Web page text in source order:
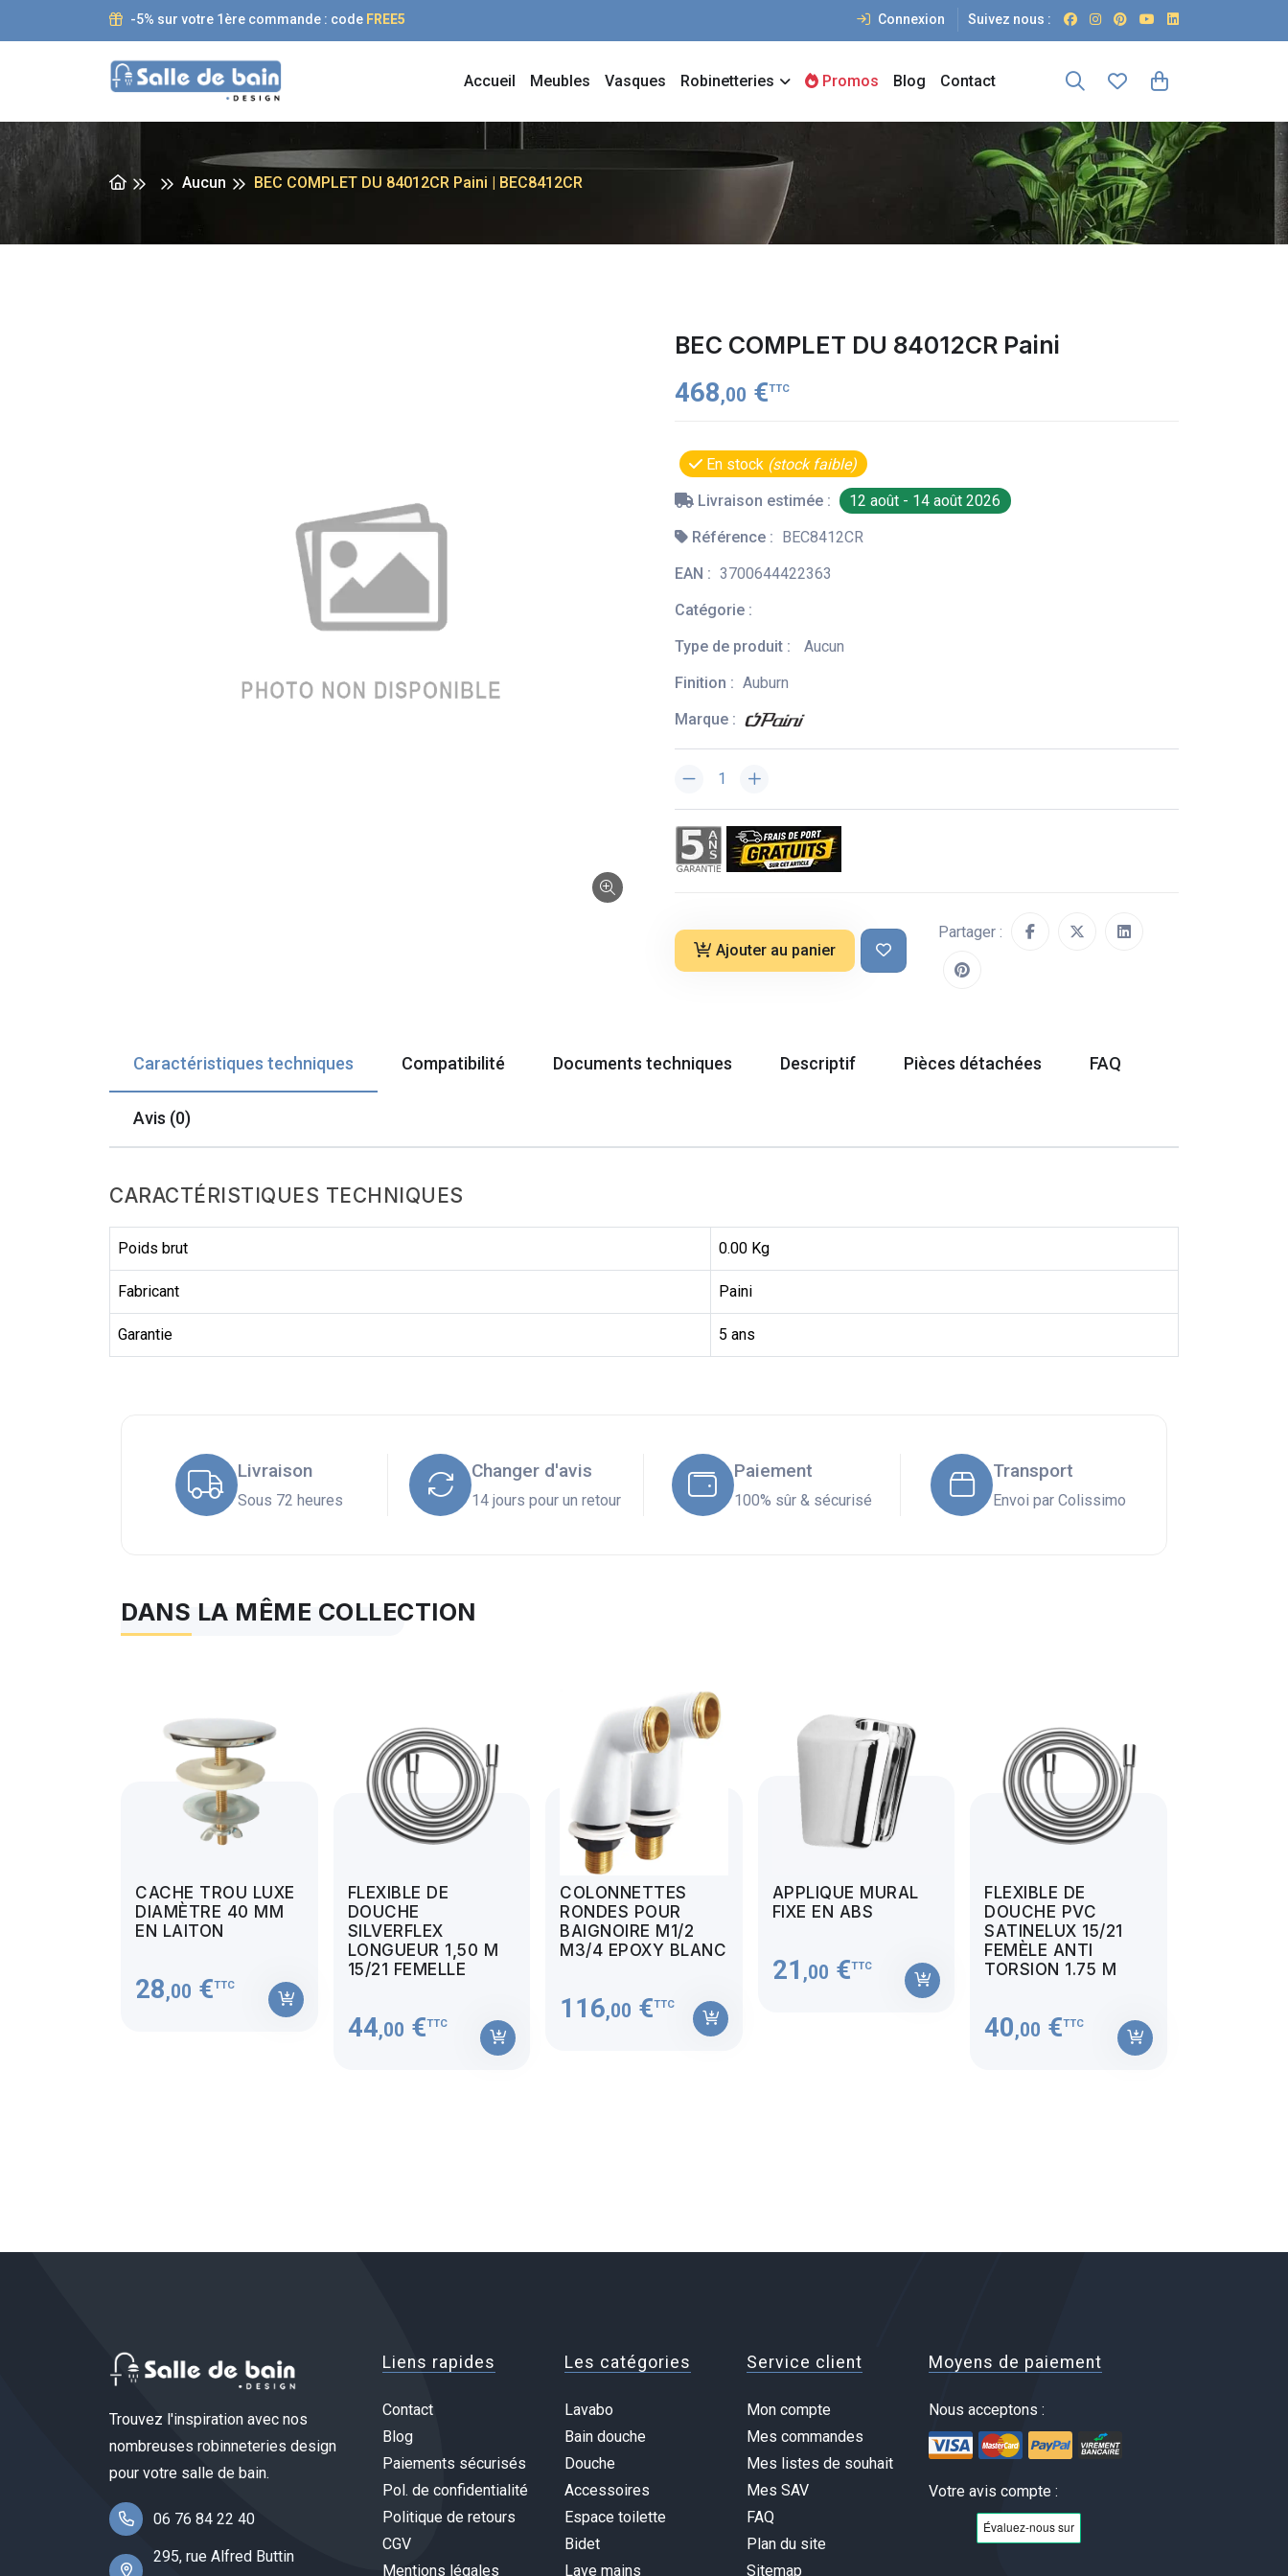
-5% sur votre 1ère commande : code FREE5 Connexion Suivez nous :
Accueil Meubles Vasques Robinetteries Promos Blog Contact
Aucun BEC COMPLET DU 84012CR Paini | BEC8412CR
BEC COMPLET DU 84012CR Paini
468,00 €TTC
En stock (stock faible)
Livraison estimée :
12 août - 14 août 2026
Référence : BEC8412CR
EAN : 3700644422363
Catégorie :
Type de produit :
Aucun
Finition : Auburn
Marque :
Ajouter au panier
Partager :
Caractéristiques techniques Compatibilité Documents techniques Descriptif Pièces détachées FAQ
Avis (0)
CARACTÉRISTIQUES TECHNIQUES
Poids brut 0.00 Kg
Fabricant Paini
Garantie 5 ans
Livraison
Sous 72 heures
Changer d'avis
14 jours pour un retour
Paiement
100% sûr & sécurisé
Transport
Envoi par Colissimo
DANS LA MÊME COLLECTION
CACHE TROU LUXE
DIAMÈTRE 40 MM
EN LAITON
28,00 €TTC
FLEXIBLE DE
DOUCHE
SILVERFLEX
LONGUEUR 1,50 M
15/21 FEMELLE
44,00 €TTC
COLONNETTES
RONDES POUR
BAIGNOIRE M1/2
M3/4 EPOXY BLANC
116,00 €TTC
APPLIQUE MURAL
FIXE EN ABS
21 ,00 €TTC
FLEXIBLE DE
DOUCHE PVC
SATINELUX 15/21
FEMÈLE ANTI
TORSION 1.75 M
40,00 €TTC
Trouvez l'inspiration avec nos
nombreuses robinneteries design
pour votre salle de bain.
06 76 84 22 40
295, rue Alfred Buttin
Liens rapides
Contact
Blog
Paiements sécurisés
Pol. de confidentialité
Politique de retours
CGV
Mentions légales
Les catégories
Lavabo
Bain douche
Douche
Accessoires
Espace toilette
Bidet
Lave mains
Service client
Mon compte
Mes commandes
Mes listes de souhait
Mes SAV
FAQ
Plan du site
Sitemap
Moyens de paiement
Nous acceptons :
Votre avis compte :